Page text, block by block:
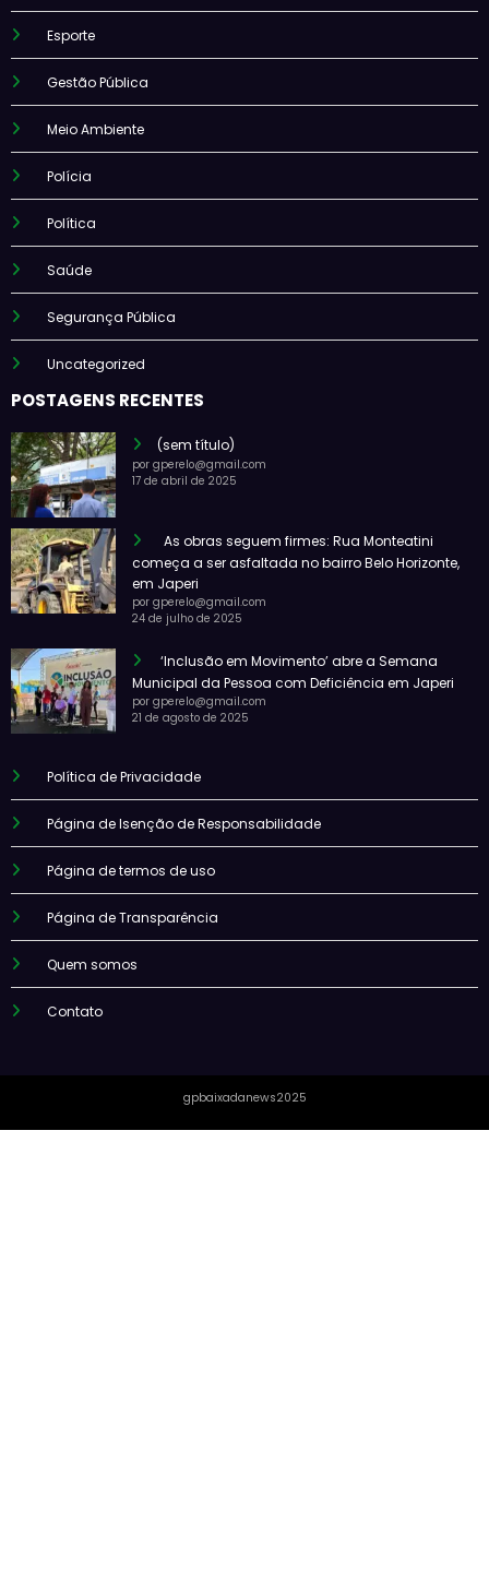
Esporte
Gestão Pública
Meio Ambiente
Polícia
Política
Saúde
Segurança Pública
Uncategorized
POSTAGENS RECENTES
(sem título)
por gperelo@gmail.com
17 de abril de 2025
As obras seguem firmes: Rua Monteatini
começa a ser asfaltada no bairro Belo Horizonte,
em Japeri
por gperelo@gmail.com
24 de julho de 2025
‘Inclusão em Movimento’ abre a Semana
Municipal da Pessoa com Deficiência em Japeri
por gperelo@gmail.com
21 de agosto de 2025
Política de Privacidade
Página de Isenção de Responsabilidade
Página de termos de uso
Página de Transparência
Quem somos
Contato
gpbaixadanews2025